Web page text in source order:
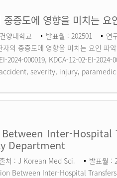
증도에 영향을 미치는
양대학교 발표월 : 202501
연
의 중증도에 영향을 미치는 요인 파악
2024-000019, KDCA-12-02-EI-2024-
severity, injury, paramedic
Inter-
Department
출처 : J Korean Med Sci. 발표월 :
Between Inter-Hospital